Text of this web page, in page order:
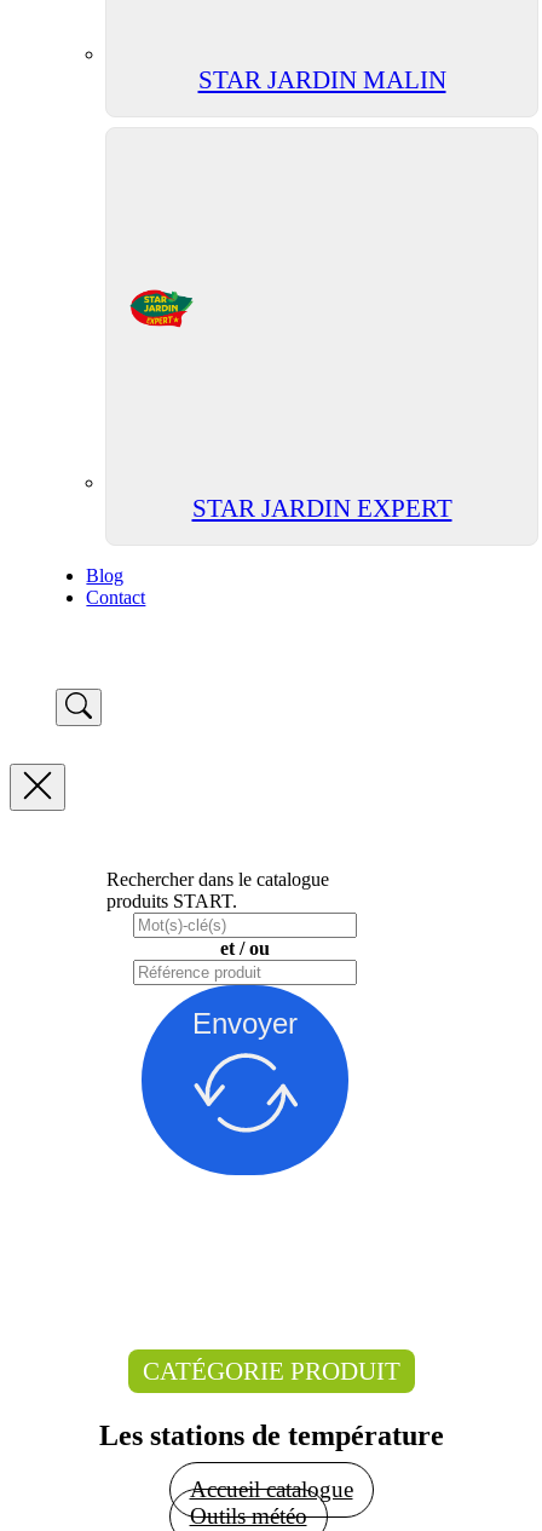
STAR JARDIN MALIN
STAR JARDIN EXPERT
Blog
Contact
Rechercher dans le catalogue
produits START.
et / ou
Envoyer
CATÉGORIE PRODUIT
Les stations de température
Accueil catalogue
Outils météo